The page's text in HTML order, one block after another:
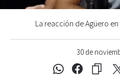
30 de
La reacción de Agüero